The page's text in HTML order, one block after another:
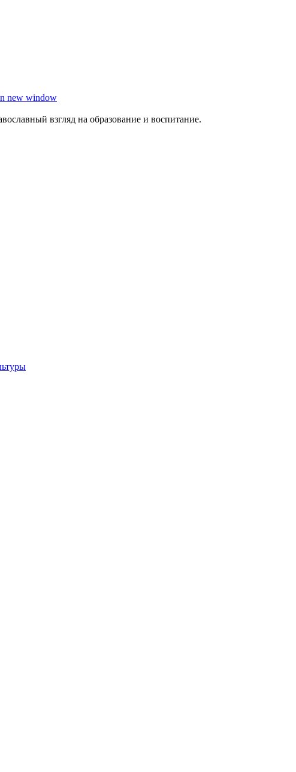
new window
взгляд на образование и воспитание.